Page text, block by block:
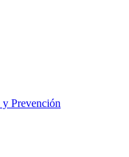
y Prevención